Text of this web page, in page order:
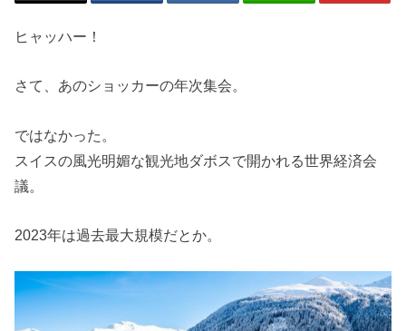
ヒャッハー！
さて、あのショッカーの年次集会。
ではなかった。
スイスの風光明媚な観光地ダボスで開かれる世界経済会
議。
2023年は過去最大規模だとか。